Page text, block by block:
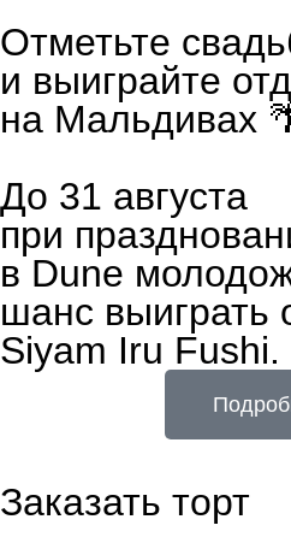
Отметьте
и выиграйте
на Мальдивах
До 31 августа
при
в Dune
шанс выиграть
Siyam Iru Fushi.
Заказать торт